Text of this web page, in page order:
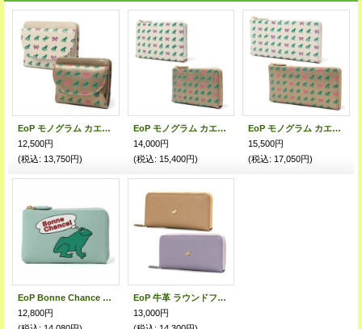
EoP モノグラム カエルリボン コンパクト財布
12,500円
(税込: 13,750円)
EoP モノグラム カエルリボン L字ファスナーウォレット
14,000円
(税込: 15,400円)
EoP モノグラム カエルリボン L字ファスナー長札入れ
15,500円
(税込: 17,050円)
EoP Bonne Chance 牛革L字ファスナーウォレット
12,800円
EoP 牛革 ラウンドファスナー長財布
13,000円